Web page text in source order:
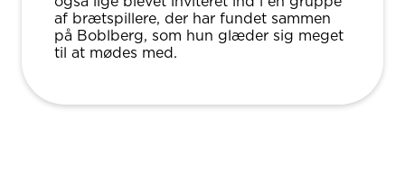
af brætspillere, der har fundet sammen
på Boblberg, som hun glæder sig meget
til at mødes med.